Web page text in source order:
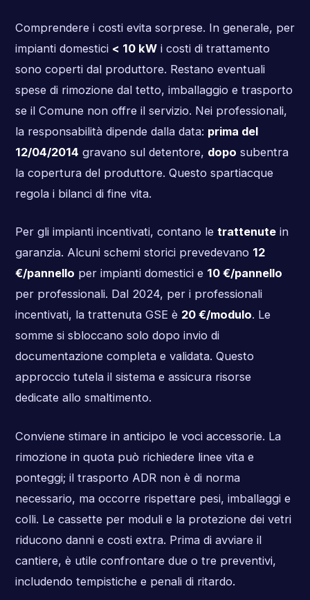
Comprendere i costi evita sorprese. In generale, per
impianti domestici < 10 kWi costi di trattamento
sono coperti dal produttore. Restano eventuali
spese di rimozione dal tetto, imballaggio e trasporto
se il Comune non offre il servizio. Nei professionali,
la responsabilità dipende dalla data: prima del
12/04/2014 gravano sul detentore, dopo subentra
la copertura del produttore. Questo spartiacque
regola i bilanci di fine vita.
Per gli impianti incentivati, contano le trattenutein
garanzia. Alcuni schemi storici prevedevano 12
€/pannello per impianti domestici e 10 €/pannello
per professionali. Dal 2024, per i professionali
incentivati, la trattenuta GSE è 20 €/modulo. Le
somme si sbloccano solo dopo invio di
documentazione completa e validata. Questo
approccio tutela il sistema e assicura risorse
dedicate allo smaltimento.
Conviene stimare in anticipo le voci accessorie. La
rimozione in quota può richiedere linee vita e
ponteggi; il trasporto ADR non è di norma
necessario, ma occorre rispettare pesi, imballaggi e
colli. Le cassette per moduli e la protezione dei vetri
riducono danni e costi extra. Prima di avviare il
cantiere, è utile confrontare due o tre preventivi,
includendo tempistiche e penali di ritardo.